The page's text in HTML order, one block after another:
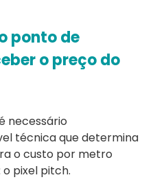
ponto de
o preço do
necessário
técnica que determina
o custo por metro
o pixel pitch.